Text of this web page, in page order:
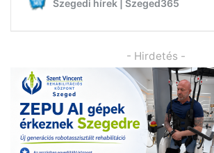
- Hirdetés -